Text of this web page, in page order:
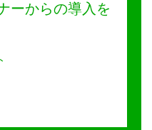
ーからの導入を